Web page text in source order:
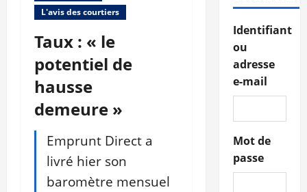
L'avis des courtiers
Taux : « le
potentiel de
hausse
demeure »
Emprunt Direct a
livré hier son
baromètre mensuel
Identifiant
ou
adresse
e-mail
Mot de
passe